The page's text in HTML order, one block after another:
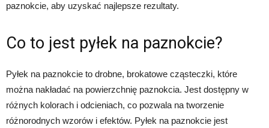
paznokcie, aby uzyskać najlepsze rezultaty.
Co to jest pyłek na paznokcie?
Pyłek na paznokcie to drobne, brokatowe cząsteczki, które
można nakładać na powierzchnię paznokcia. Jest dostępny w
różnych kolorach i odcieniach, co pozwala na tworzenie
różnorodnych wzorów i efektów. Pyłek na paznokcie jest